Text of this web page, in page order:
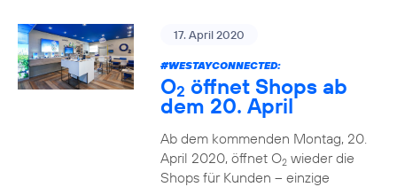
17. April 2020
#WESTAYCONNECTED:
O2 öffnet Shops ab
dem 20. April
Ab dem kommenden Montag, 20.
April 2020, öffnet O2wieder die
Shops für Kunden – einzige